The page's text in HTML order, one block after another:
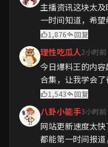
主播资讯这块太
一时间知道，希望
1,876 回复
理性吃瓜人2小时前
今日爆料王的内
合集，让我学会了
1,543 回复
八卦小能手3小时前
网站更新速度太
都能第一时间报道